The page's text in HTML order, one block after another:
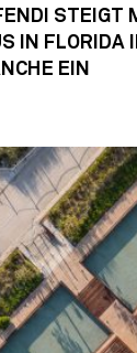
STEIGT
IN FLORIDA
EIN